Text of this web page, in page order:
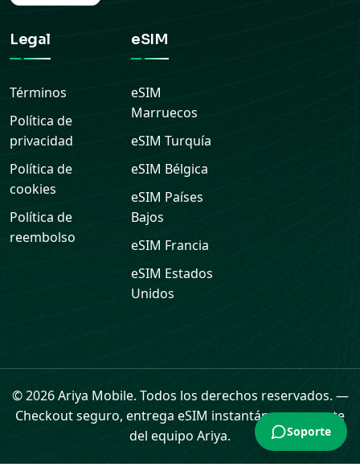
Legal
Términos
Política de
privacidad
Política de
cookies
Política de
reembolso
eSIM
eSIM
Marruecos
eSIMTurquía
eSIM Bélgica
eSIM Países
Bajos
eSIM Francia
eSIM Estados
Unidos
© 2026 Ariya Mobile. Todos los derechos reservados. —
Checkout seguro, entrega eSIM instantánea y soporte
del equipo Ariya.
Tarjetas regalo Datos
Soporte